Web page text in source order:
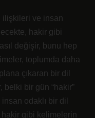
ilişkileri ve insan
hakir gibi
değişir, bunu hep
toplumda daha
çıkaran bir dil
belki bir gün “hakir”
odaklı bir dil
gibi kelimelerin